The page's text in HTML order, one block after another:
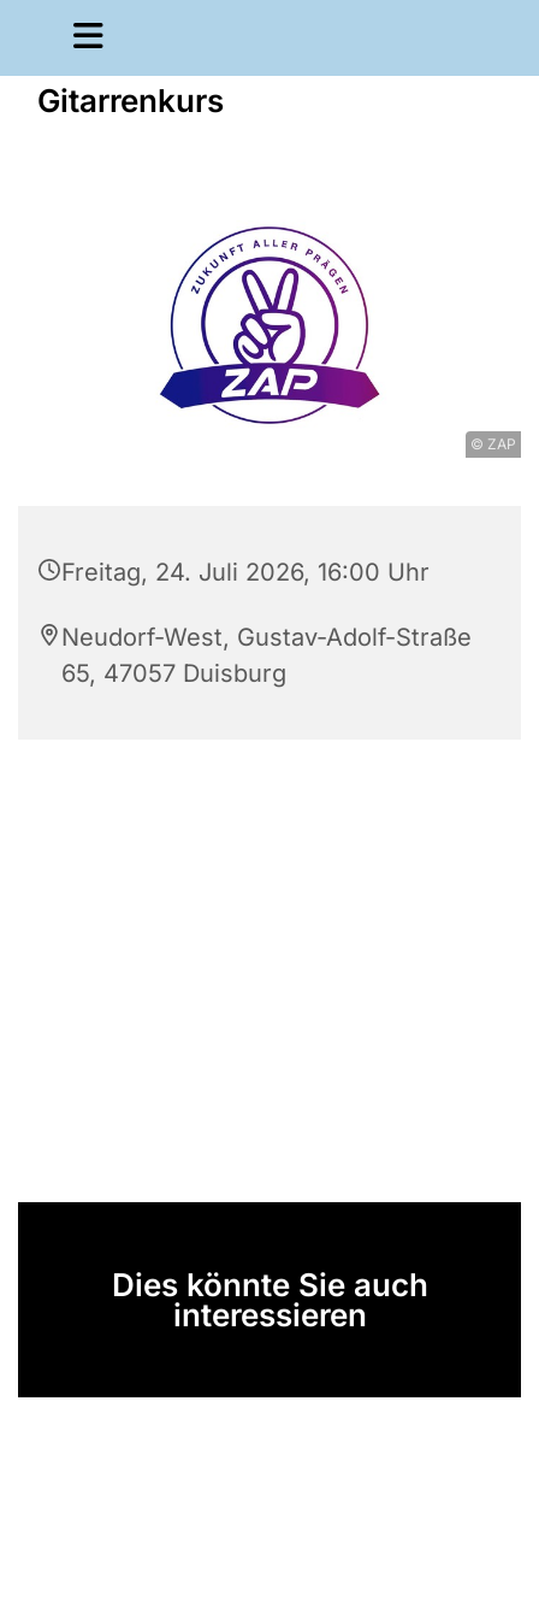
Gitarrenkurs
© ZAP
Freitag, 24. Juli 2026, 16:00 Uhr
Neudorf-West, Gustav-Adolf-Straße
65, 47057 Duisburg
Dies könnte Sie auch
interessieren